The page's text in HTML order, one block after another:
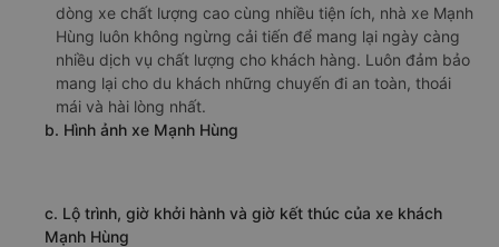
dòng xe chất lượng cao cùng nhiều tiện ích, nhà xe Mạnh
Hùng luôn không ngừng cải tiến để mang lại ngày càng
nhiều dịch vụ chất lượng cho khách hàng. Luôn đảm bảo
mang lại cho du khách những chuyến đi an toàn, thoái
mái và hài lòng nhất.
b. Hình ảnh xe Mạnh Hùng
c. Lộ trình, giờ khởi hành và giờ kết thúc của xe khách
Mạnh Hùng